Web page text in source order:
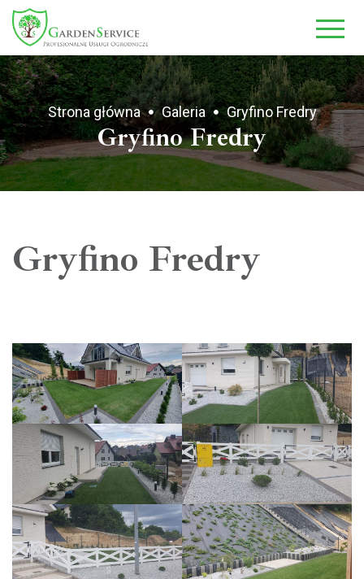
-->
Strona główna Galeria Gryfino Fredry
Gryfino Fredry
Gryfino Fredry